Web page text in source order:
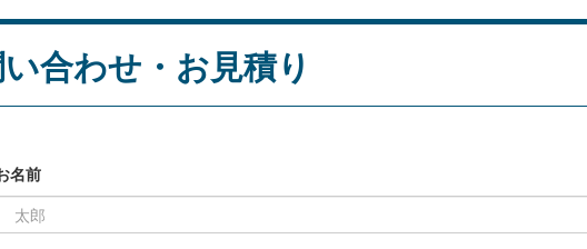
合わせ・お見積り
名前